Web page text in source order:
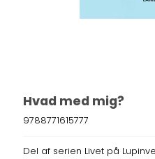
Hvad med mig?
9788771615777
Del af serien Livet på